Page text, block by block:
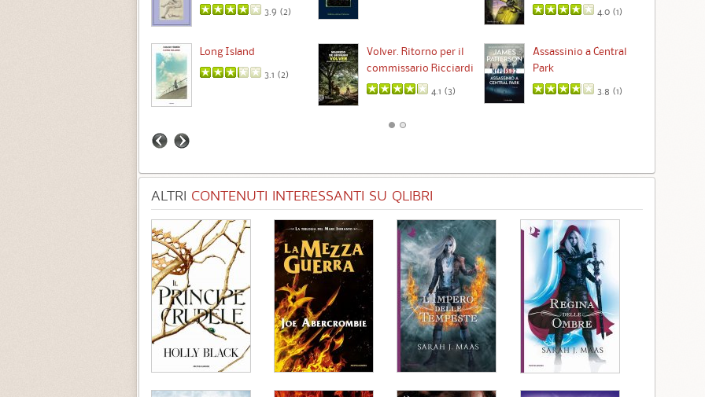
3.9 (2) 4.0 (1)
Long Island
3.1 (2)
Volver. Ritorno per il
commissario Ricciardi
4.1 (3)
Assassinio a Central
Park
3.8 (1)
ALTRI CONTENUTI INTERESSANTI SU QLIBRI